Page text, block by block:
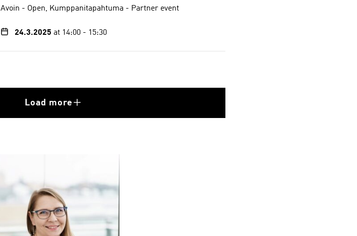
Avoin - Open Kumppanitapahtuma - Partner event
24.3.2025 at 14:00- 15:30
Load more